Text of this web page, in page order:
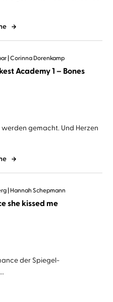
Corinna Dorenkamp
Academy 1 – Bones
gemacht. Und Herzen
Hannah Schepmann
she kissed me
der Spiegel-